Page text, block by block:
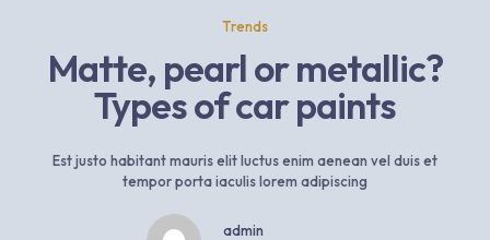
Trends
Matte, pearl or metallic?
Types of car paints
Est justo habitant mauris elit luctus enim aenean vel duis et
tempor porta iaculis lorem adipiscing
admin